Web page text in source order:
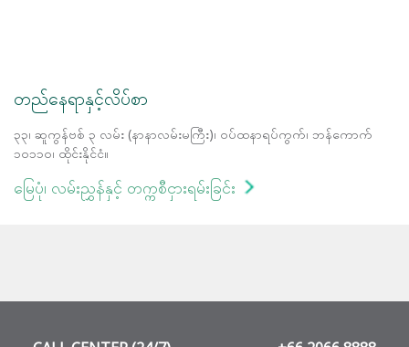
တည်နေရာနှင့်လိပ်စာ
၃၃၊ ဆူကွန်ဗစ် ၃ လမ်း (နာနာလမ်းမကြီး)၊ ဝပ်ထနာရပ်ကွက်၊ ဘန်ကောက်
၁၀၁၁၀၊ ထိုင်းနိုင်ငံ။
မြေပုံ၊ လမ်းညွှန်နှင့် တက္ကစီငှားရမ်းခြင်း